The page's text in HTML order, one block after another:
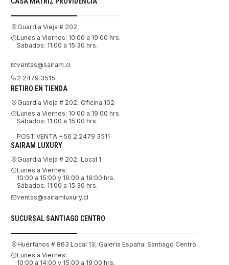
Guardia Vieja # 202
Lunes a Viernes: 10:00 a 19:00 hrs.
Sábados: 11:00 a 15:30 hrs.
ventas@sairam.cl
2 2479 3515
RETIRO EN TIENDA
Guardia Vieja # 202, Oficina 102
Lunes a Viernes: 10:00 a 19:00 hrs.
Sábados: 11:00 a 15:00 hrs.
POST VENTA +56 2 2479 3511
SAIRAM LUXURY
Guardia Vieja # 202, Local 1.
Lunes a Viernes:
10:00 a 15:00 y 16:00 a 19:00 hrs.
Sábados: 11:00 a 15:30 hrs.
ventas@sairamluxury.cl
SUCURSAL SANTIAGO CENTRO
Huérfanos # 863 Local 13, Galería España. Santiago Centro.
Lunes a Viernes:
10:00 a 14:00 y 15:00 a 19:00 hrs.